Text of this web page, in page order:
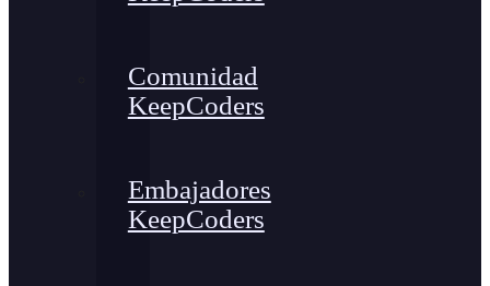
Comunidad
KeepCoders
Embajadores
KeepCoders